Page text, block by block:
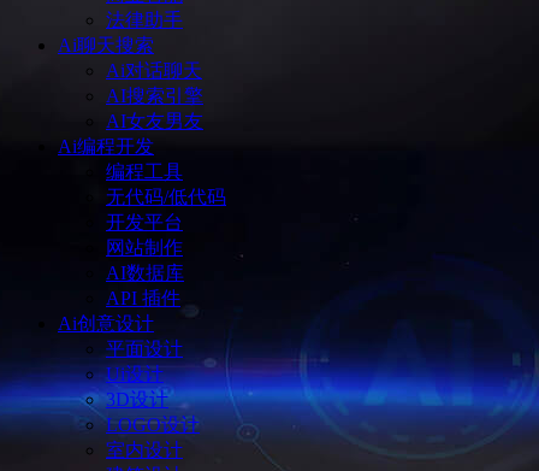
法律助手
Ai聊天搜索
Ai对话聊天
AI搜索引擎
AI女友男友
Ai编程开发
编程工具
无代码/低代码
开发平台
网站制作
AI数据库
API 插件
Ai创意设计
平面设计
Ui设计
3D设计
LOGO设计
室内设计